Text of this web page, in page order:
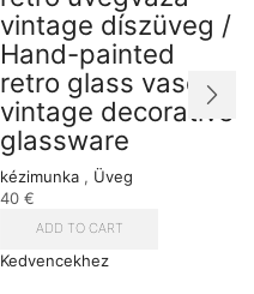
vintage díszüveg /
Hand-painted
retro glass vase –
vintage decorative
glassware
kézimunka , Üveg
40 €
ADD TO CART
Kedvencekhez